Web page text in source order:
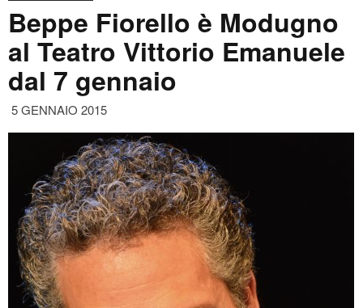
Beppe Fiorello è Modugno
al Teatro Vittorio Emanuele
dal 7 gennaio
5 GENNAIO 2015